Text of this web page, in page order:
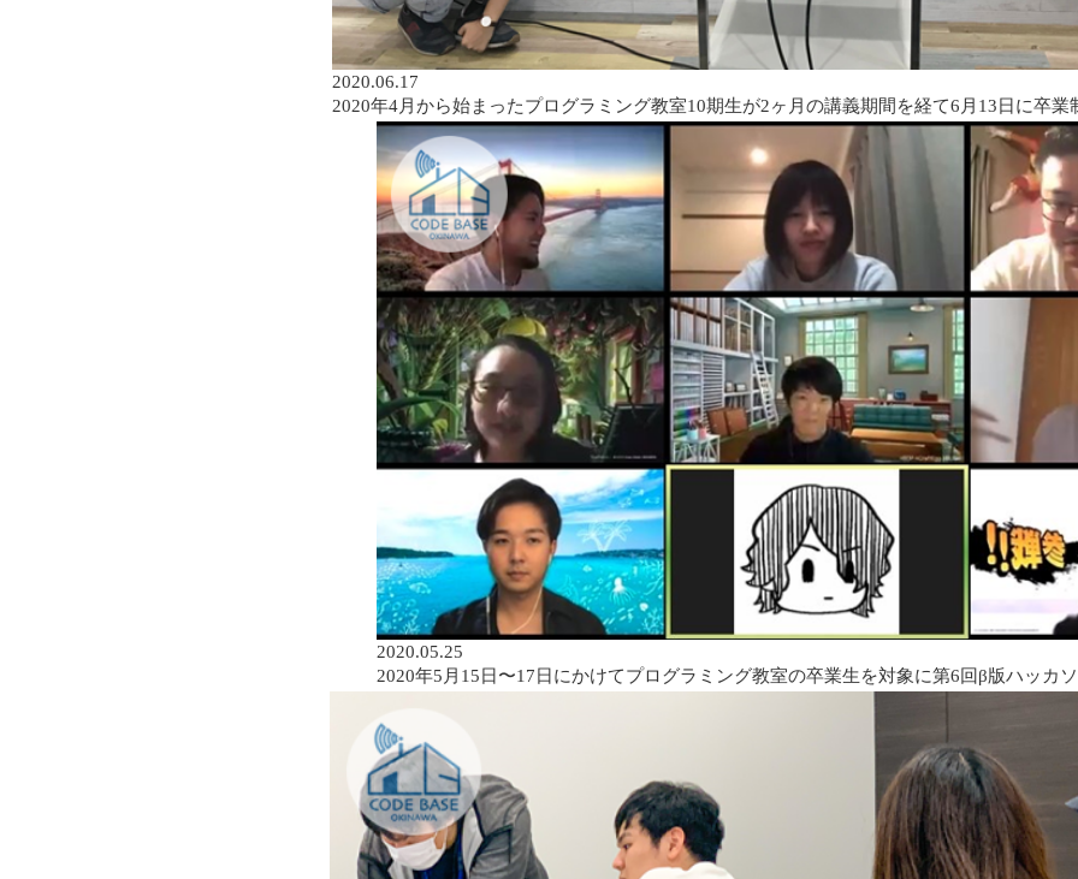
2020.06.17
2020年4月から始まったプログラミング教室10期生が2ヶ月の講義期間を経て6月13日に卒
2020.05.25
2020年5月15日〜17日にかけてプログラミング教室の卒業生を対象に第6回β版ハッカ